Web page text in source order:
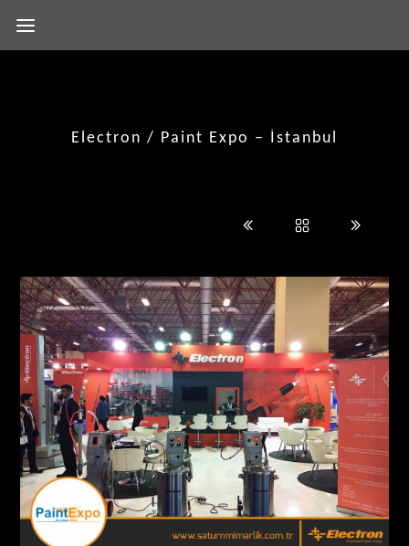
Electron / Paint Expo – İstanbul